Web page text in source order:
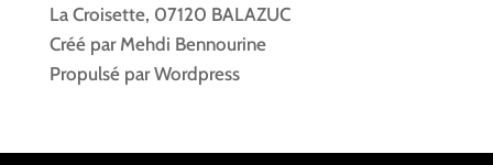
La Croisette, 07120 BALAZUC
Créé par Mehdi Bennourine
Propulsé par Wordpress